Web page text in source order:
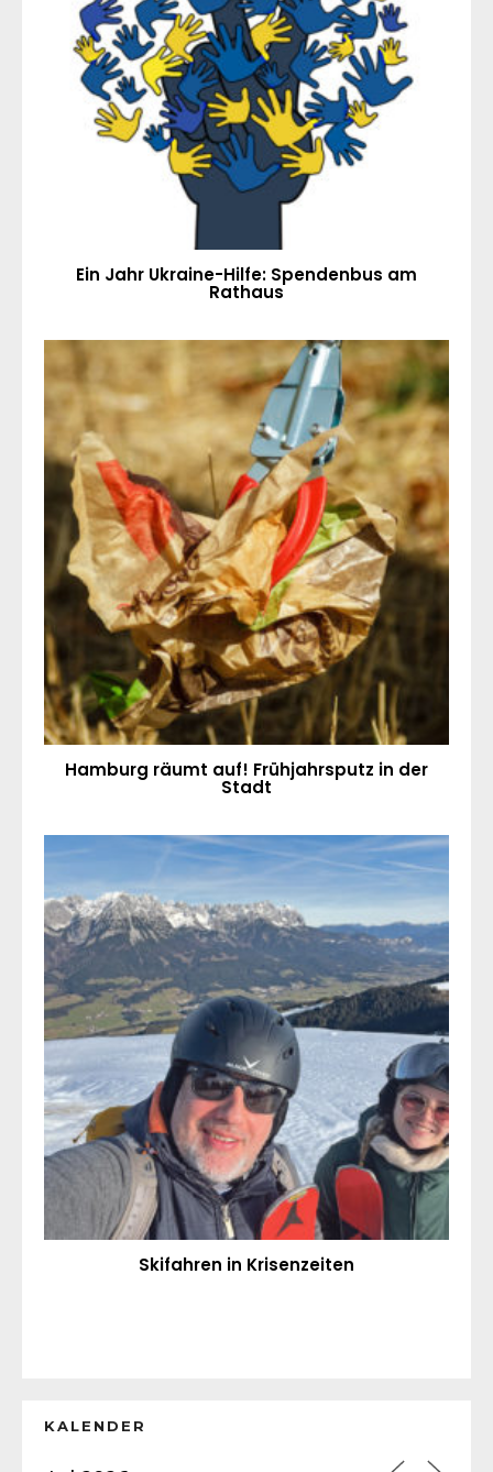
Ein Jahr Ukraine-Hilfe: Spendenbus am
Rathaus
Hamburg räumt auf! Frühjahrsputz in der
Stadt
Skifahren in Krisenzeiten
KALENDER